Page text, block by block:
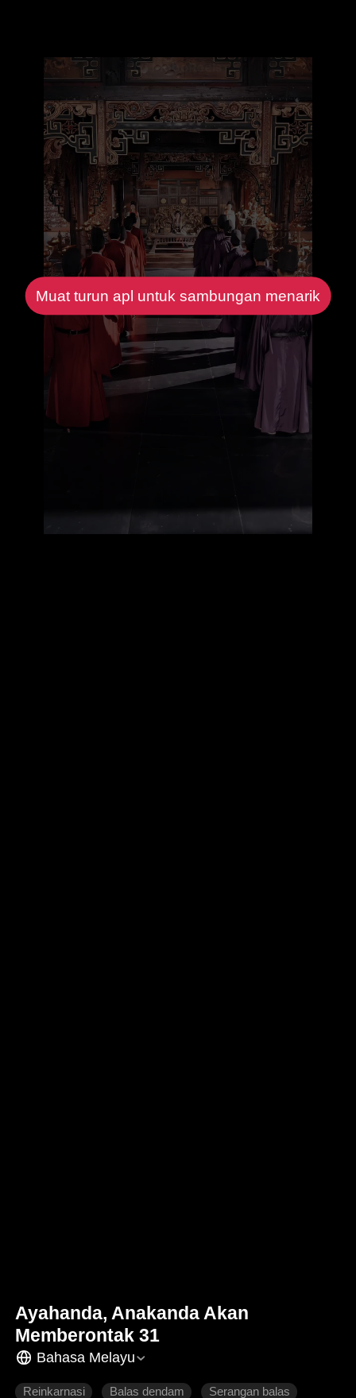
Muat turun apl untuk sambungan menarik
Ayahanda, Anakanda Akan
Memberontak 31
Bahasa Melayu
Reinkarnasi Balas dendam Serangan balas